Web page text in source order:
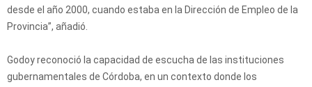
desde el año 2000, cuando estaba en la Dirección de Empleo de la
Provincia”, añadió.
Godoy reconoció la capacidad de escucha de las instituciones
gubernamentales de Córdoba, en un contexto donde los